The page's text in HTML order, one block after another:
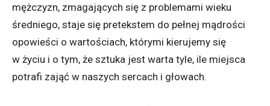
mężczyzn, zmagających się z problemami wieku
średniego, staje się pretekstem do pełnej mądrości
opowieści o wartościach, którymi kierujemy się
w życiu i o tym, że sztuka jest warta tyle, ile miejsca
potrafi zająć w naszych sercach i głowach.